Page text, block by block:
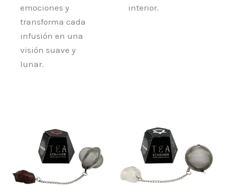
emociones y
transforma cada
infusión en una
visión suave y
lunar.
interior.